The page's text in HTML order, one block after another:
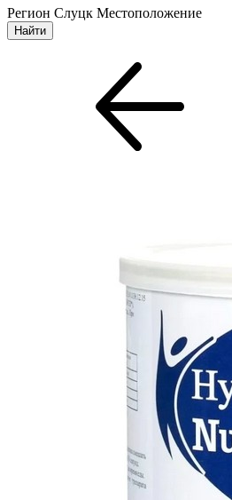
Регион Слуцк Местоположение